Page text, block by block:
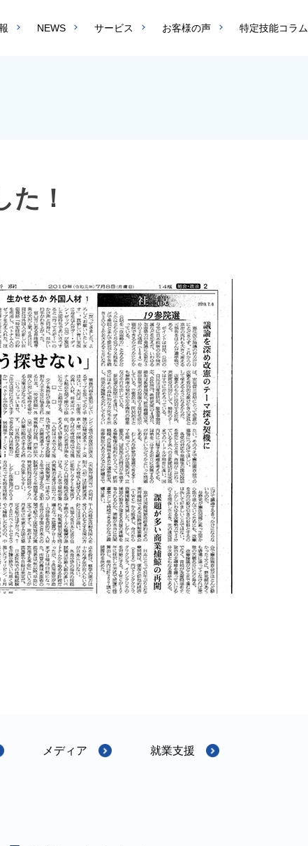
NEWS サービス お客様の声 特定技能コラム
た！
メディア 就業支援